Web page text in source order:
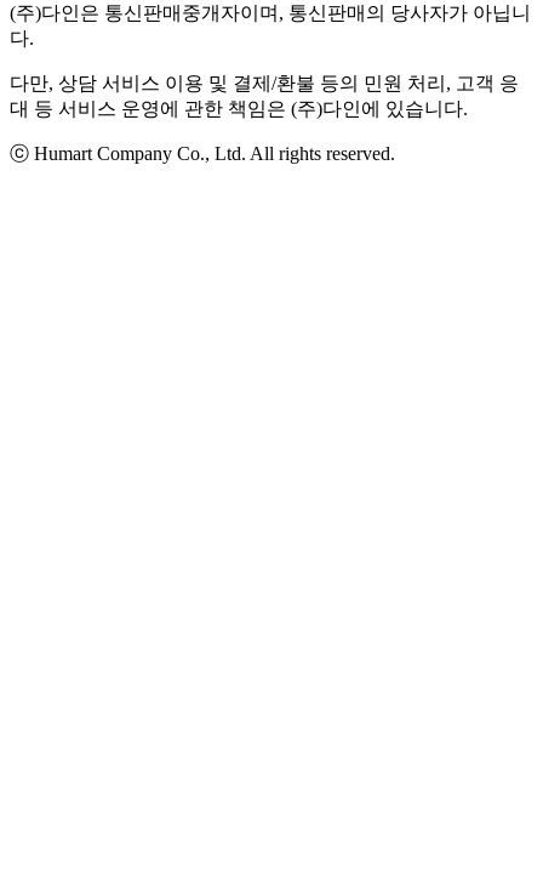
(주)다인은 통신판매중개자이며, 통신판매의 당사자가 아닙니
다.
다만, 상담 서비스 이용 및 결제/환불 등의 민원 처리, 고객 응
대 등 서비스 운영에 관한 책임은 (주)다인에 있습니다.
ⓒ Humart Company Co., Ltd. All rights reserved.